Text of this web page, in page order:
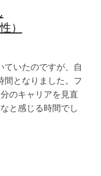
）
ていたのですが、自
間となりました。フ
のキャリアを見直
と感じる時間でし